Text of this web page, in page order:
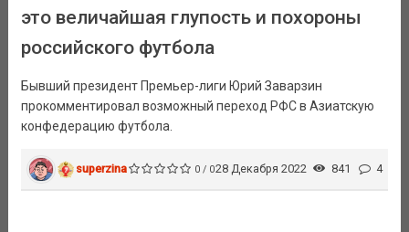
это величайшая глупость и похороны
российского футбола
Бывший президент Премьер-лиги Юрий Заварзин
прокомментировал возможный переход РФС в Азиатскую
конфедерацию футбола.
superzina 0 / 028 Декабря 2022 841 4